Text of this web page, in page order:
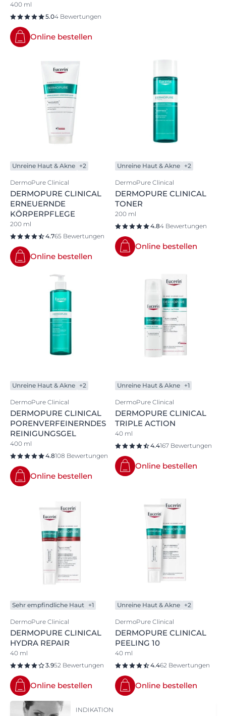
400 ml
5.04 Bewertungen
Online bestellen
Unreine Haut & Akne +2
DermoPure Clinical
DERMOPURE CLINICAL
ERNEUERNDE
KÖRPERPFLEGE
200 ml
4.765 Bewertungen
Online bestellen
Unreine Haut & Akne +2
DermoPure Clinical
DERMOPURE CLINICAL
TONER
200 ml
4.84 Bewertungen
Online bestellen
Unreine Haut & Akne +2
DermoPure Clinical
DERMOPURE CLINICAL
PORENVERFEINERNDES
REINIGUNGSGEL
400 ml
4.8108 Bewertungen
Online bestellen
Unreine Haut & Akne +1
DermoPure Clinical
DERMOPURE CLINICAL
TRIPLE ACTION
40 ml
4.4167 Bewertungen
Online bestellen
Sehr empfindliche Haut +1
DermoPure Clinical
DERMOPURE CLINICAL
HYDRA REPAIR
40 ml
3.952 Bewertungen
Online bestellen
Unreine Haut & Akne +2
DermoPure Clinical
DERMOPURE CLINICAL
PEELING 10
40 ml
4.462 Bewertungen
Online bestellen
INDIKATION